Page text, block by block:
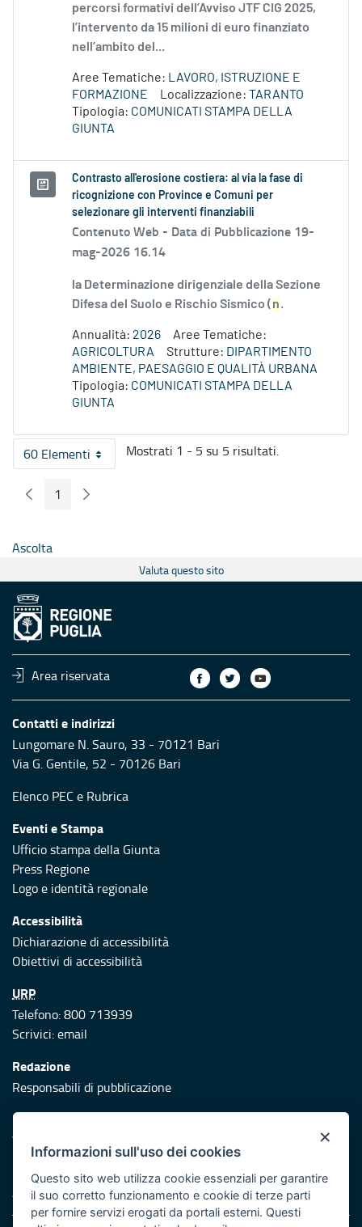
percorsi formativi dell’Avviso JTF CIG 2025,
l’intervento da 15 milioni di euro finanziato
nell’ambito del...
Aree Tematiche: LAVORO, ISTRUZIONE E
FORMAZIONE
Localizzazione: TARANTO
Tipologia: COMUNICATI STAMPA DELLA
GIUNTA
Contrasto all'erosione costiera: al via la fase di
ricognizione con Province e Comuni per
selezionare gli interventi finanziabili
Contenuto Web - Data di Pubblicazione 19-
mag-2026 16.14
la Determinazione dirigenziale della Sezione
Difesa del Suolo e Rischio Sismico ( n.
Annualità: 2026
Aree Tematiche:
AGRICOLTURA
Strutture: DIPARTIMENTO
AMBIENTE, PAESAGGIO E QUALITÀ URBANA
Tipologia: COMUNICATI STAMPA DELLA
GIUNTA
60 ElementiPer pagina
Mostrati 1 - 5 su 5 risultati.
Pagina Precedente
Pagina
1 Pagina Seguente
Ascolta
Valuta questo sito
Area riservata
Contatti e indirizzi
Lungomare N. Sauro, 33 - 70121 Bari
Via G. Gentile, 52 - 70126 Bari
Elenco PEC e Rubrica
Eventi e Stampa
Ufficio stampa della Giunta
Press Regione
Logo e identità regionale
Accessibilità
Dichiarazione di accessibilità
Obiettivi di accessibilità
URP
Telefono: 800 713939
Scrivici:email
Redazione
Responsabili di pubblicazione
Protezione civile
Vai al sito di Protezione Civile Puglia
Iniziativa finanziata con risorse del POR Puglia 2014/2020 -
Asse XI
×
Informazioni sull'uso dei cookies
Questo sito web utilizza cookie essenziali per garantire
il suo corretto funzionamento e cookie di terze parti
per fornire servizi erogati da portali esterni. Questi